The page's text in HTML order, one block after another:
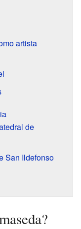
artista
de
San Ildefonso